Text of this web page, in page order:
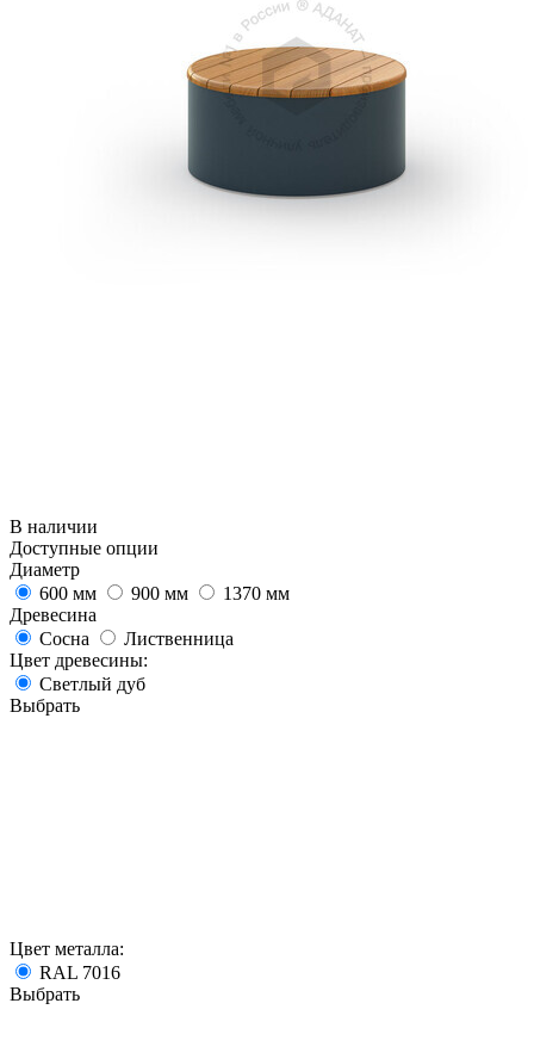
В наличии
Доступные опции
Диаметр
600 мм
900 мм
1370 мм
Древесина
Сосна
Лиственница
Цвет древесины:
Светлый дуб
Выбрать
Цвет металла:
RAL 7016
Выбрать